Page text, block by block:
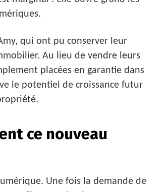
qui ont pu conserver leur
Au lieu de vendre leurs
placées en garantie dans
le potentiel de croissance futur
ce nouveau
Une fois la demande de